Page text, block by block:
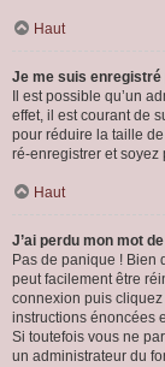
Haut
Je me suis enregistré
Il est possible qu’un
effet, il est courant de
pour réduire la taille
ré-enregistrer et soyez
Haut
J’ai perdu mon mot
Pas de panique ! Bien
peut facilement être
connexion puis cliquez
instructions énoncées
Si toutefois vous ne
un administrateur du